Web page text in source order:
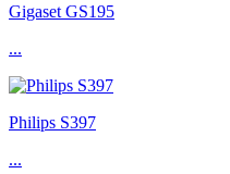
Gigaset GS195
...
Philips S397
...